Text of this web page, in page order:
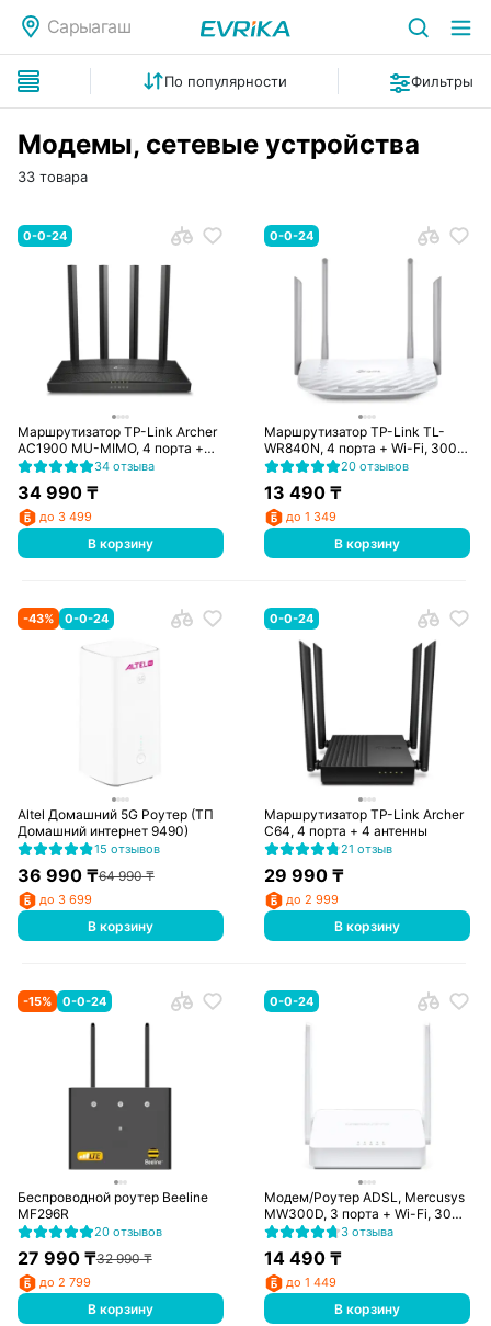
Сарыагаш
По популярности Фильтры
Модемы, сетевые устройства
33 товара
0-0-24
Маршрутизатор TP-Link Archer
AC1900 MU-MIMO, 4 порта +
Wi-Fi, 600/1300 Mbps (Archer
34 отзыва
34 990₸
до 3 499
В корзину
0-0-24
Маршрутизатор TP-Link TL-
WR840N, 4 порта + Wi-Fi, 300
Mbps (TL-WR840N)
20 отзывов
13 490 ₸
до 1 349
В корзину
-43% 0-0-24
Altel Домашний 5G Роутер (ТП
Домашний интернет 9490)
15 отзывов
36 990₸64 990₸
до 3 699
В корзину
0-0-24
Маршрутизатор TP-Link Archer
C64, 4 порта + 4 антенны
21 отзыв
29 990 ₸
до 2 999
В корзину
-15% 0-0-24
Беспроводной роутер Beeline
MF296R
20 отзывов
27 990₸32 990₸
до 2 799
В корзину
0-0-24
Модем/Роутер ADSL, Mercusys
MW300D, 3 порта + Wi-Fi, 300
Mbps (MW300D)
3 отзыва
14 490 ₸
до 1 449
В корзину